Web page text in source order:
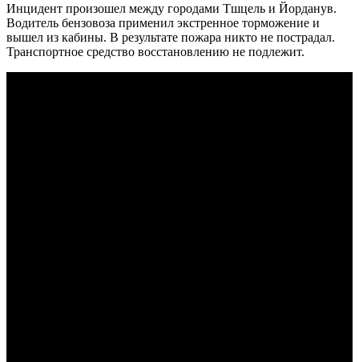
Инцидент произошел между городами Тшцель и Йорданув.
Водитель бензовоза применил экстренное торможение и
вышел из кабины. В результате пожара никто не пострадал.
Транспортное средство восстановлению не подлежит.